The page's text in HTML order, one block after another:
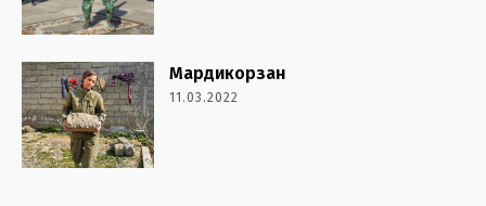
Мардикорзан
11.03.2022